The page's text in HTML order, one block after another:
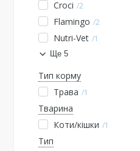
Croci 2
Flamingo 2
Nutri-Vet 1
Ще 5
Тип корму
Трава
1
Тварина
Коти/кішки
1
Тип